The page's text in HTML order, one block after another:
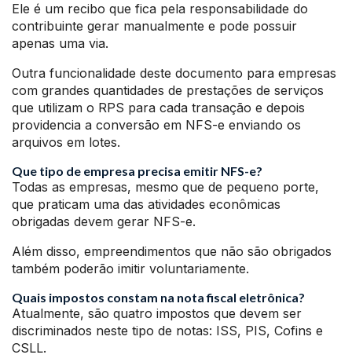
Ele é um recibo que fica pela responsabilidade do
contribuinte gerar manualmente e pode possuir
apenas uma via.
Outra funcionalidade deste documento para empresas
com grandes quantidades de prestações de serviços
que utilizam o RPS para cada transação e depois
providencia a conversão em NFS-e enviando os
arquivos em lotes.
Que tipo de empresa precisa emitir NFS-e?
Todas as empresas, mesmo que de pequeno porte,
que praticam uma das atividades econômicas
obrigadas devem gerar NFS-e.
Além disso, empreendimentos que não são obrigados
também poderão imitir voluntariamente.
Quais impostos constam na nota fiscal eletrônica?
Atualmente, são quatro impostos que devem ser
discriminados neste tipo de notas: ISS, PIS, Cofins e
CSLL.